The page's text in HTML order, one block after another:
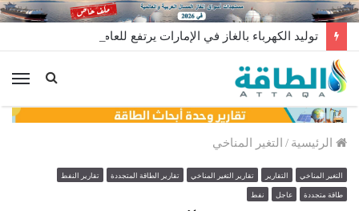
توليد الكهرباء بالغاز في الإمارات يرتفع للعام الثاني
الرئيسية / التغير المناخي
التغير المناخي التقارير تقارير التغير المناخي تقارير الطاقة المتجددة تقارير النفط
طاقة متجددة عاجل نفط